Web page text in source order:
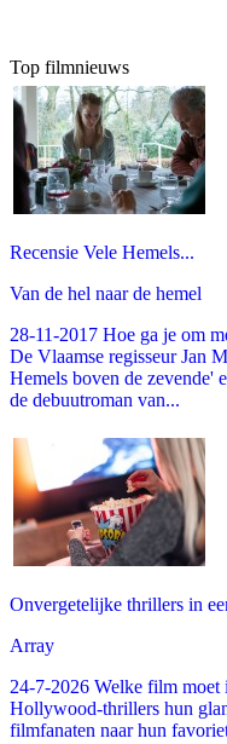
Top filmnieuws
Recensie Vele Hemels...
Van de hel naar de hemel
28-11-2017 Hoe ga je om
De Vlaamse regisseur Jan
Hemels boven de zevende'
de debuutroman van...
Onvergetelijke thrillers in
Array
24-7-2026 Welke film
Hollywood-thrillers hun
filmfanaten naar hun